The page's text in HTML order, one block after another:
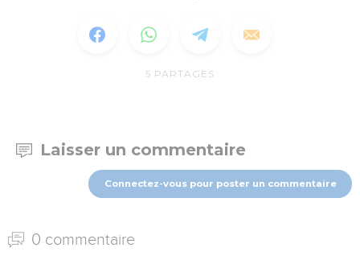
5 PARTAGES
Laisser un commentaire
Connectez-vous pour poster un commentaire
0 commentaire